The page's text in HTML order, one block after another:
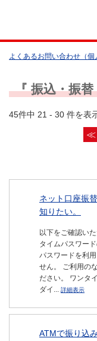
よくあるお問い合わせ（個
『 振込・振
45件中 21 - 30 件を表
≪
ネット口座振
知りたい。
以下をご確認い
タイムパスワー
パスワードを利
せん。 ご利用の
ださい。 ワンタ
ダイ... 詳細表示
ATMで振り込